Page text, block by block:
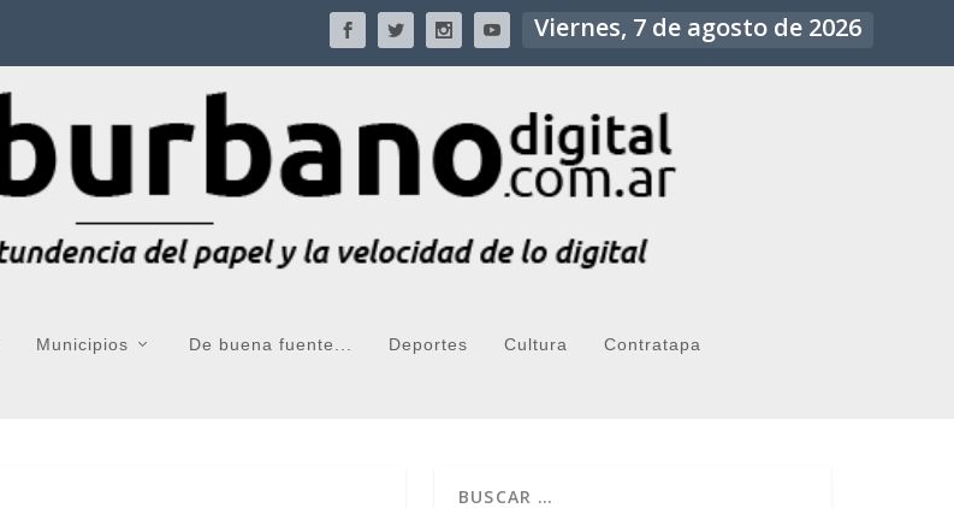
Viernes, 7 de agosto de 2026
Municipios De buena fuente... Deportes Cultura Contratapa